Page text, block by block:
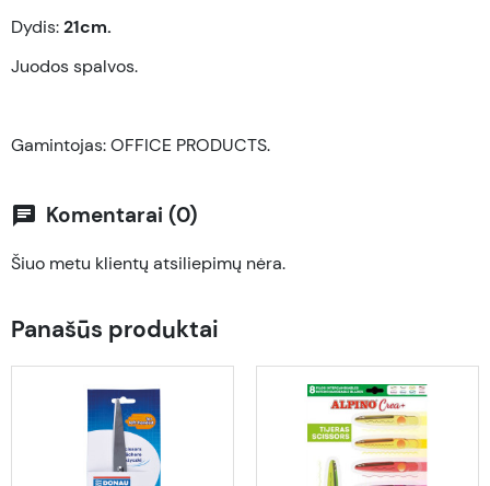
Dydis:21cm.
Juodos spalvos.
Gamintojas: OFFICE PRODUCTS.
chat Komentarai (0)
Šiuo metu klientų atsiliepimų nėra.
Panašūs produktai